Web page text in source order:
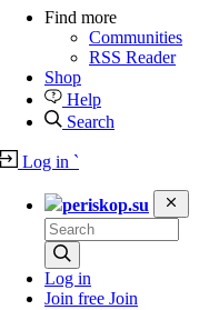
Find more
Communities
RSS Reader
Shop
Help
Search
Log in `
periskop.su
Log in
Join free Join